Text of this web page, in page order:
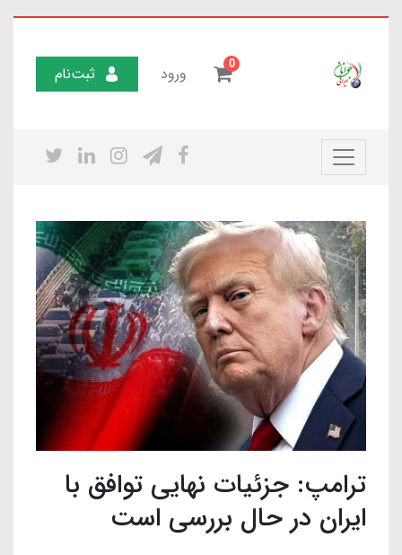
0 ورود ثبت‌نام
ترامپ: جزئیات نهایی توافق با
ایران در حال بررسی است